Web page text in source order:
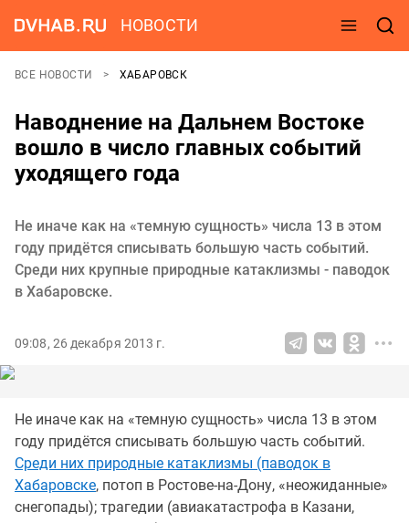
НОВОСТИ
ВСЕ НОВОСТИ ХАБАРОВСК
Наводнение на Дальнем Востоке
вошло в число главных событий
уходящего года
Не иначе как на «темную сущность» числа 13 в этом
году придётся списывать большую часть событий.
Среди них крупные природные катаклизмы - паводок
в Хабаровске.
09:08, 26 декабря 2013 г.
Не иначе как на «темную сущность» числа 13 в этом
году придётся списывать большую часть событий.
Среди них природные катаклизмы (паводок в
Хабаровске, потоп в Ростове-на-Дону, «неожиданные»
снегопады); трагедии (авиакатастрофа в Казани,